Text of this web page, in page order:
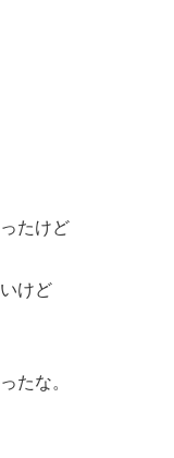
たけど
けど
たな。